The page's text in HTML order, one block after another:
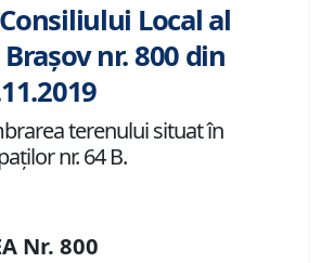
Local al
nr. 800 din
terenului situat în
nr. 64 B.
Nr. 800